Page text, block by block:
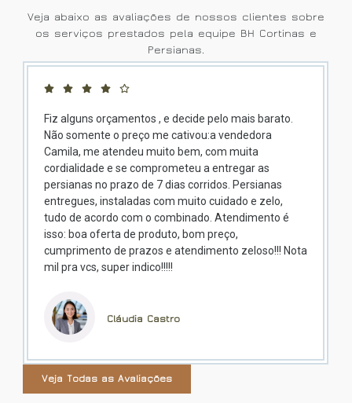
Veja abaixo as avaliações de nossos clientes sobre
os serviços prestados pela equipe BH Cortinas e
Persianas.
Fiz alguns orçamentos , e decide pelo mais barato.
Não somente o preço me cativou:a vendedora
Camila, me atendeu muito bem, com muita
cordialidade e se comprometeu a entregar as
persianas no prazo de 7 dias corridos. Persianas
entregues, instaladas com muito cuidado e zelo,
tudo de acordo com o combinado. Atendimento é
isso: boa oferta de produto, bom preço,
cumprimento de prazos e atendimento zeloso!!! Nota
mil pra vcs, super indico!!!!!
Cláudia Castro
Veja Todas as Avaliações